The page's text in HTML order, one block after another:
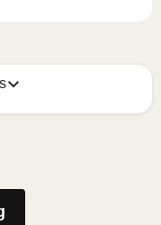
van
enkele gaatjes